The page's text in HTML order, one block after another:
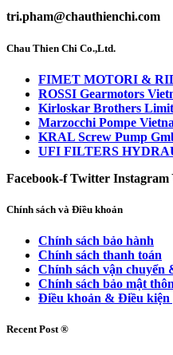
tri.pham@chauthienchi.com
Chau Thien Chi Co.,Ltd.
FIMET MOTORI &
ROSSI Gearmotors
Kirloskar Brothers
Marzocchi Pompe
KRAL Screw Pump
UFI FILTERS
Facebook-f Twitter Instagram
Chính sách và Điều khoản
Chính sách bảo hành
Chính sách thanh toán
Chính sách vận chuyển
Chính sách bảo mật
Điều khoản & Điều kiện
Recent Post ®